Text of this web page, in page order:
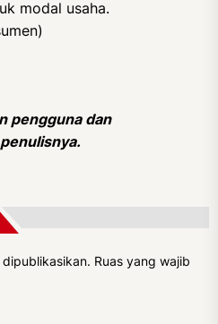
modal usaha.
pengguna dan
Ruas yang wajib